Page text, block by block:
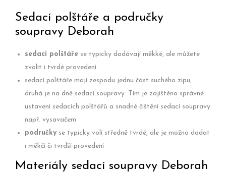
Sedací polštáře a područky
soupravy Deborah
sedací polštáře se typicky dodávají měkké, ale můžete
zvolit i tvrdé provedení
sedací polštáře mají zespodu jednu část suchého zipu,
druhá je na dně sedací soupravy. Tím je zajištěno správné
ustavení sedacích polštářů a snadné čištění sedací soupravy
např. vysavačem
područky se typicky volí středně tvrdé, ale je možno dodat
i měkčí či tvrdší provedení
Materiály sedací soupravy Deborah